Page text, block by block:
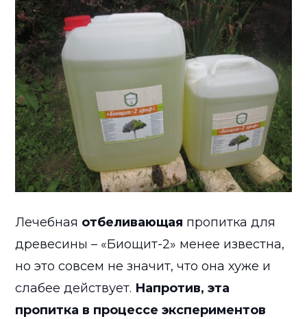
Лечебная отбеливающая пропитка для
древесины – «Биощит-2» менее известна,
но это совсем не значит, что она хуже и
слабее действует. Напротив, эта
пропитка в процессе экспериментов